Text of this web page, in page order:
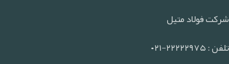
شرکت فولاد متیل
تلفن : ۲۲۲۲۲۹۷۵-۰۲۱